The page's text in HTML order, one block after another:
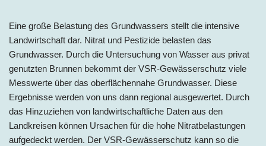
Eine große Belastung des Grundwassers stellt die intensive
Landwirtschaft dar. Nitrat und Pestizide belasten das
Grundwasser. Durch die Untersuchung von Wasser aus privat
genutzten Brunnen bekommt der VSR-Gewässerschutz viele
Messwerte über das oberflächennahe Grundwasser. Diese
Ergebnisse werden von uns dann regional ausgewertet. Durch
das Hinzuziehen von landwirtschaftliche Daten aus den
Landkreisen können Ursachen für die hohe Nitratbelastungen
aufgedeckt werden. Der VSR-Gewässerschutz kann so die